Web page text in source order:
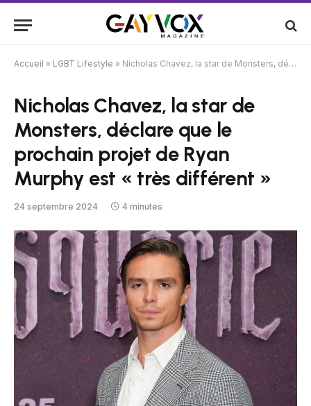
Accueil » LGBT Lifestyle » Nicholas Chavez, la star de Monsters, déclare que le prochain projet de Ryan Murphy est « très différent »
Nicholas Chavez, la star de
Monsters, déclare que le
prochain projet de Ryan
Murphy est « très différent »
24 septembre 2024 4 minutes